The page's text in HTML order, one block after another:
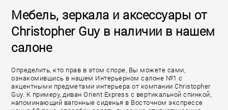
Мебель, зеркала и аксессуары от
Christopher Guy в наличии в нашем
салоне
Определить, кто прав в этом споре, Вы можете сами,
ознакомившись в нашем Интерьерном салоне №1 с
акцентными предметами интерьера от компании Christopher
Guy. К примеру, диван Orient Express с вертикальной спинкой,
напоминающий вагонные сиденья в Восточном экспрессе